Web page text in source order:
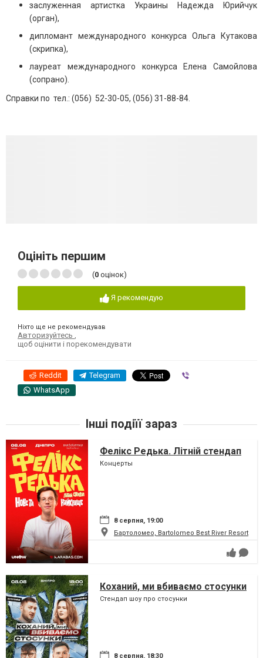
заслуженная артистка Украины Надежда Юрийчук
(орган),
дипломант международного конкурса Ольга Кутакова
(скрипка),
лауреат международного конкурса Елена Самойлова
(сопрано).
Справки по тел.: (056) 52-30-05, (056) 31-88-84
Оцініть першим
(0 оцінок)
Я рекомендую
Ніхто ще не рекомендував
Авторизуйтесь
щоб оцінити і порекомендувати
Reddit Telegram
WhatsApp
Інші подіїї зараз
Фелікс Редька. Літній стендап
Концерты
8 серпня, 19:00
Бартоломео, Bartolomeo Best River Resort
Коханий, ми вбиваємо стосунки
Стендап шоу про стосунки
8 серпня, 18:30